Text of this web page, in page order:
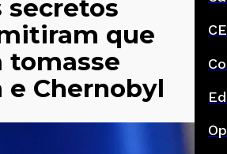
secretos
que
tomasse
e Chernobyl